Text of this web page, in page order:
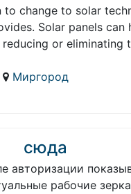
change to solar
Solar panels can
or eliminating
Миргород
сюда
авторизации
рабочие